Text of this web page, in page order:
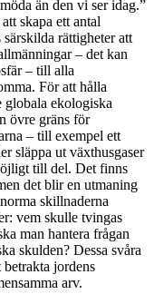
än den vi ser idag.”
skapa ett antal
rättigheter att
– det kan
– till alla
För att hålla
globala ekologiska
övre gräns för
– till exempel ett
släppa ut växthusgaser
till del. Det finns
det blir en utmaning
skillnaderna
vem skulle tvingas
man hantera frågan
skulden? Dessa svåra
jordens
arv.